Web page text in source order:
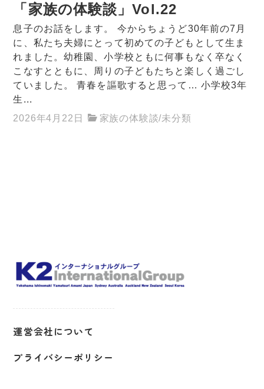
「家族の体験談」Vol.22
息子のお話をします。 今からちょうど30年前の7月
に、私たち夫婦にとって初めての子どもとして生ま
れました。幼稚園、小学校ともに何事もなく卒なく
こなすとともに、周りの子どもたちと楽しく過ごし
ていました。 青春を謳歌すると思って… 小学校3年
生...
2026年4月22日
家族の体験談/未分類
運営会社について
プライバシーポリシー